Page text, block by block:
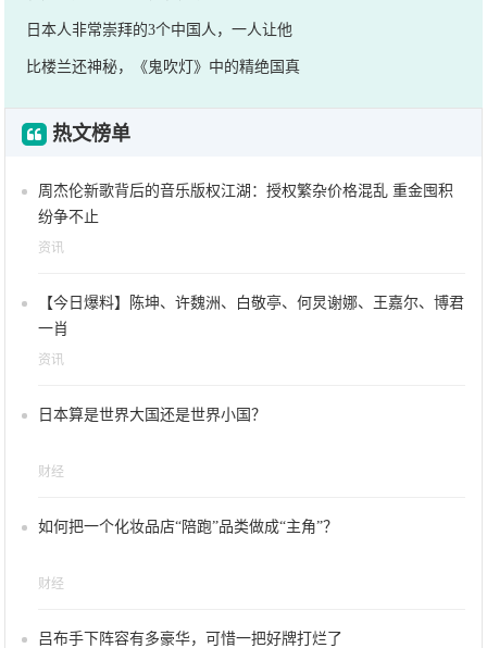
日本人非常崇拜的3个中国人，一人让他
比楼兰还神秘，《鬼吹灯》中的精绝国真
热文榜单
周杰伦新歌背后的音乐版权江湖：授权繁杂价格混乱 重金囤积
纷争不止
资讯
【今日爆料】陈坤、许魏洲、白敬亭、何炅谢娜、王嘉尔、博君
一肖
资讯
日本算是世界大国还是世界小国？
财经
如何把一个化妆品店“陪跑”品类做成“主角”？
财经
吕布手下阵容有多豪华，可惜一把好牌打烂了